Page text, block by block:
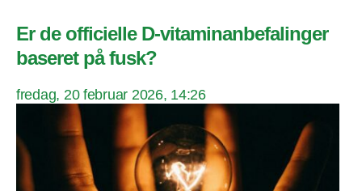
Er de officielle D-vitaminanbefalinger
baseret på fusk?
fredag, 20 februar 2026, 14:26